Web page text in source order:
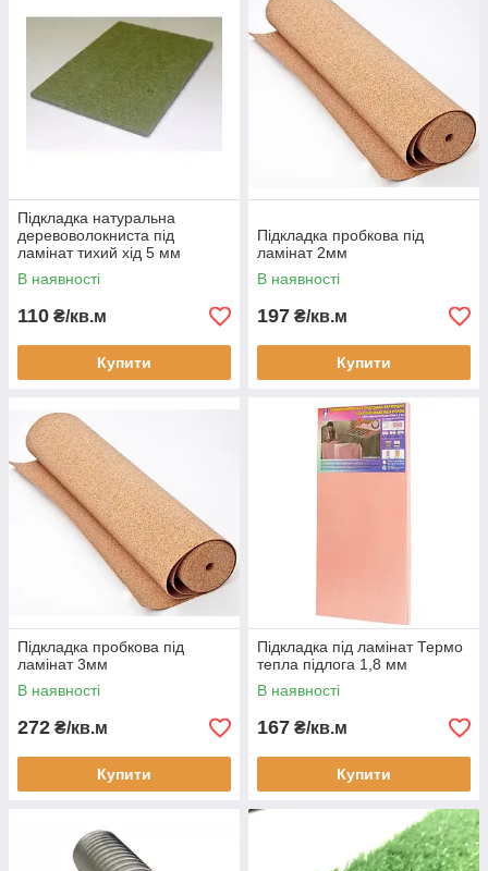
Підкладка натуральна
деревоволокниста під
ламінат тихий хід 5 мм
В наявності
110 ₴/кв.м
Купити
Підкладка пробкова під
ламінат 2мм
В наявності
197 ₴/кв.м
Купити
Підкладка пробкова під
ламінат 3мм
В наявності
272 ₴/кв.м
Купити
Підкладка під ламінат Термо
тепла підлога 1,8 мм
В наявності
167 ₴/кв.м
Купити